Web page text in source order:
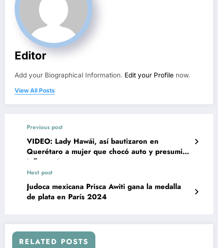
Editor
Add your Biographical Information. Edit your Profile now.
View All Posts
Previous post
VIDEO: Lady Hawái, así bautizaron en
Querétaro a mujer que chocó auto y presumió
influyentismo
Next post
Judoca mexicana Prisca Awiti gana la medalla
de plata en París 2024
RELATED POSTS